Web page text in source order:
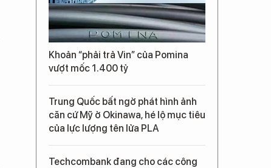
Khoản “phải trả Vin” của Pomina
vượt mốc 1.400 tỷ
Trung Quốc bất ngờ phát hình ảnh
căn cứ Mỹ ở Okinawa, hé lộ mục tiêu
của lực lượng tên lửa PLA
Techcombank đang cho các công